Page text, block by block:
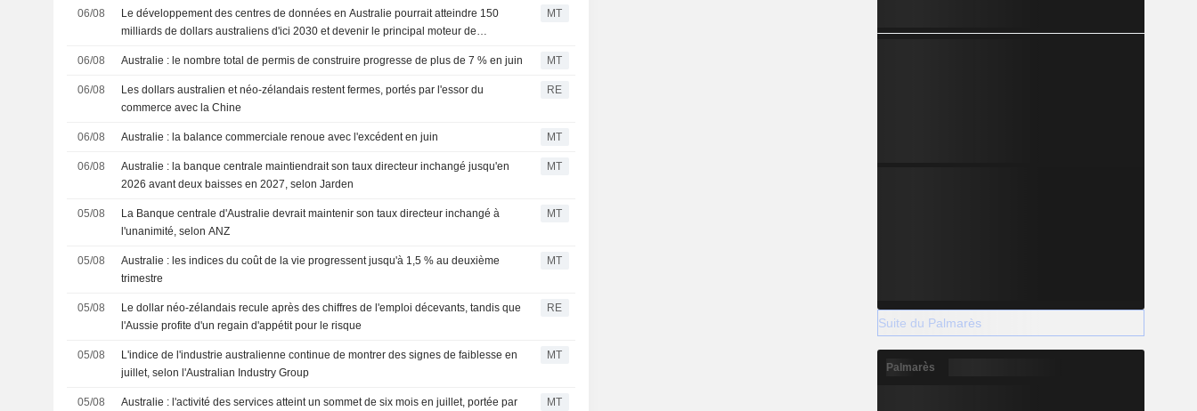
06/08
Le développement des centres de données en Australie pourrait atteindre 150
milliards de dollars australiens d'ici 2030 et devenir le principal moteur de
MT
06/08 Australie : le nombre total de permis de construire progresse de plus de 7 % en juin MT
06/08
Les dollars australien et néo-zélandais restent fermes, portés par l'essor du
commerce avec la Chine
RE
06/08 Australie : la balance commerciale renoue avec l'excédent en juin MT
06/08
Australie : la banque centrale maintiendrait son taux directeur inchangé jusqu'en
2026 avant deux baisses en 2027, selon Jarden
MT
05/08
La Banque centrale d'Australie devrait maintenir son taux directeur inchangé à
l'unanimité, selon ANZ
MT
05/08
Australie : les indices du coût de la vie progressent jusqu'à 1,5 % au deuxième
trimestre
MT
05/08
Le dollar néo-zélandais recule après des chiffres de l'emploi décevants, tandis que
l'Aussie profite d'un regain d'appétit pour le risque
RE
05/08
L'indice de l'industrie australienne continue de montrer des signes de faiblesse en
juillet, selon l'Australian Industry Group
MT
05/08
Australie : l'activité des services atteint un sommet de six mois en juillet, portée par
MT
Suite du Palmarès
Palmarès